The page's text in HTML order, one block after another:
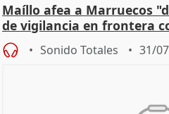
Maíllo afea a Marruecos
de vigilancia en frontera
Sonido Totales 31/